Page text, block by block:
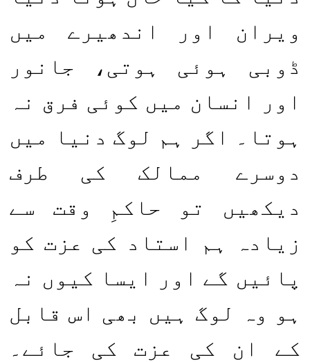
ویران اور اندھیرے میں
ڈوبی ہوئی ہوتی، جانور
اور انسان میں کوئی فرق نہ
ہوتا۔ اگر ہم لوگ دنیا میں
دوسرے ممالک کی طرف
دیکھیں تو حاکمِ وقت سے
زیادہ ہم استاد کی عزت کو
پائیں گے اور ایسا کیوں نہ
ہو وہ لوگ ہیں بھی اس قابل
کے ان کی عزت کی جائے۔